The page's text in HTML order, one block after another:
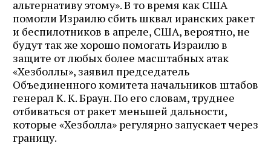
альтернативу этому». В то время как США
помогли Израилю сбить шквал иранских ракет
и беспилотников в апреле, США, вероятно, не
будут так же хорошо помогать Израилю в
защите от любых более масштабных атак
«Хезболлы», заявил председатель
Объединенного комитета начальников штабов
генерал К. К. Браун. По его словам, труднее
отбиваться от ракет меньшей дальности,
которые «Хезболла» регулярно запускает через
границу.